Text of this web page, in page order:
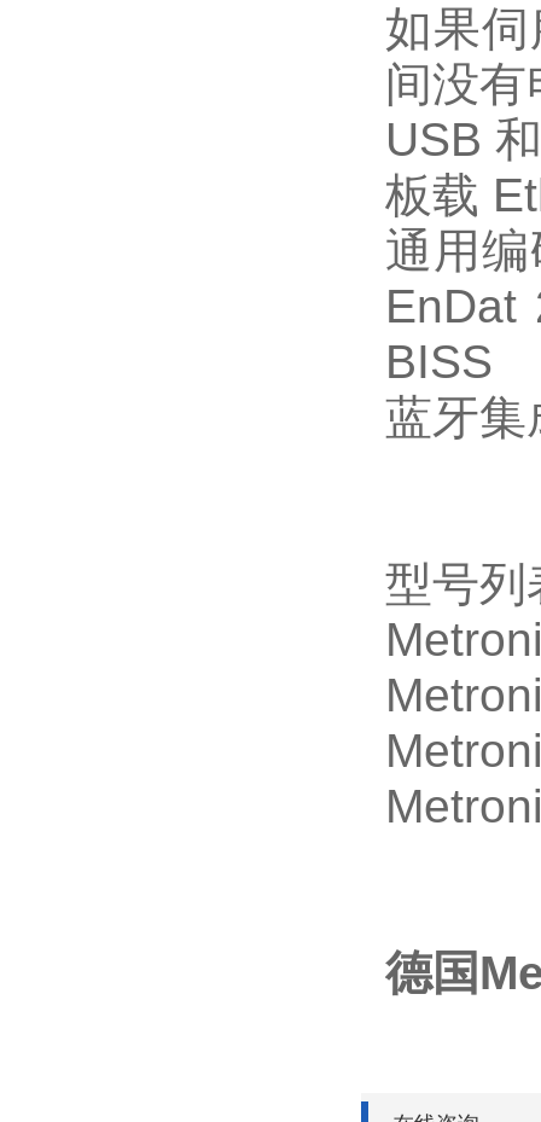
如果
间没有
USB
板载
通用
BISS
蓝牙集
型号列
德国